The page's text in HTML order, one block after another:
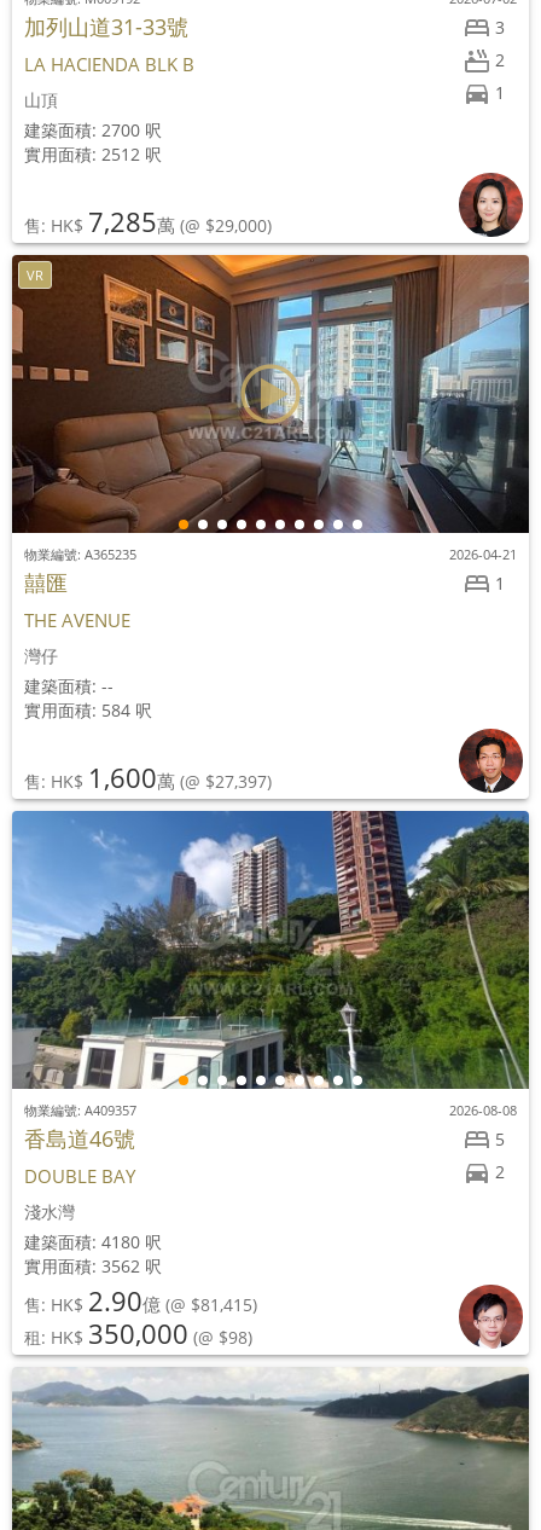
3
2
1
加列山道31-33號
LA HACIENDA BLK B
山頂
建築面積: 2700 呎
實用面積: 2512 呎
售: HK$ 7,285萬 (@ $29,000)
VR
1
物業編號: A365235 2026-04-21
囍匯
THE AVENUE
灣仔
建築面積: --
實用面積: 584 呎
售: HK$ 1,600萬 (@ $27,397)
5
2
物業編號: A409357 2026-08-08
香島道46號
DOUBLE BAY
淺水灣
建築面積: 4180 呎
實用面積: 3562 呎
售: HK$ 2.90億 (@ $81,415)
租: HK$ 350,000 (@ $98)